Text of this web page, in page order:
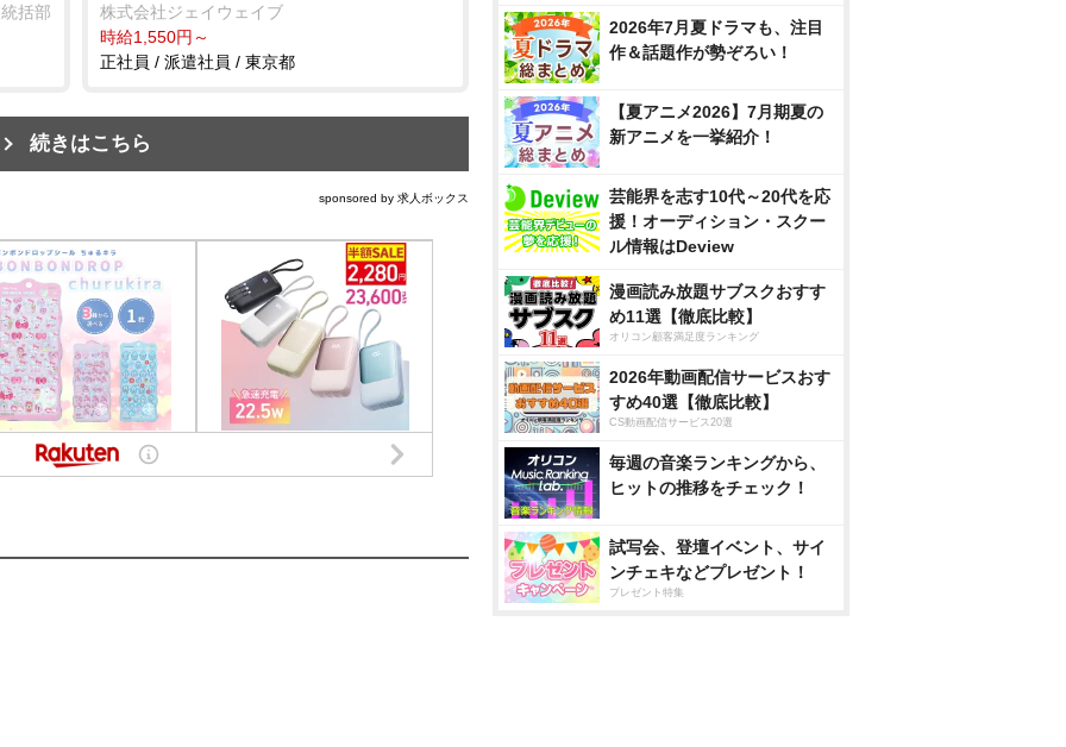
括部
株式会社ジェイウェイブ
時給1,550円～
正社員 / 派遣社員 / 東京都
続きはこちら
sponsored by 求人ボックス
2026年7月夏ドラマも、注目
作＆話題作が勢ぞろい！
【夏アニメ2026】7月期夏の
新アニメを一挙紹介！
芸能界を志す10代～20代を応
援！オーディション・スクー
ル情報はDeview
漫画読み放題サブスクおすす
め11選【徹底比較】
オリコン顧客満足度ランキング
2026年動画配信サービスおす
すめ40選【徹底比較】
CS動画配信サービス20選
毎週の音楽ランキングから、
ヒットの推移をチェック！
試写会、登壇イベント、サイ
ンチェキなどプレゼント！
プレゼント特集